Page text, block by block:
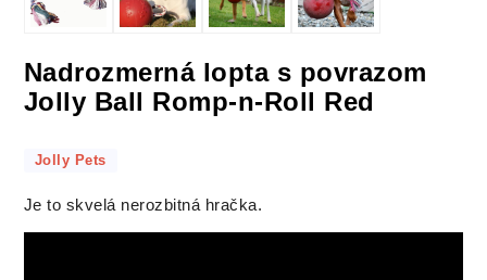
Nadrozmerná lopta s povrazom
Jolly Ball Romp-n-Roll Red
Jolly Pets
Je to skvelá nerozbitná hračka.